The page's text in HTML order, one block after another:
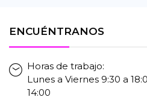
ENCUÉNTRANOS
Horas de trabajo:
Lunes a Viernes 9:30 a
14:00